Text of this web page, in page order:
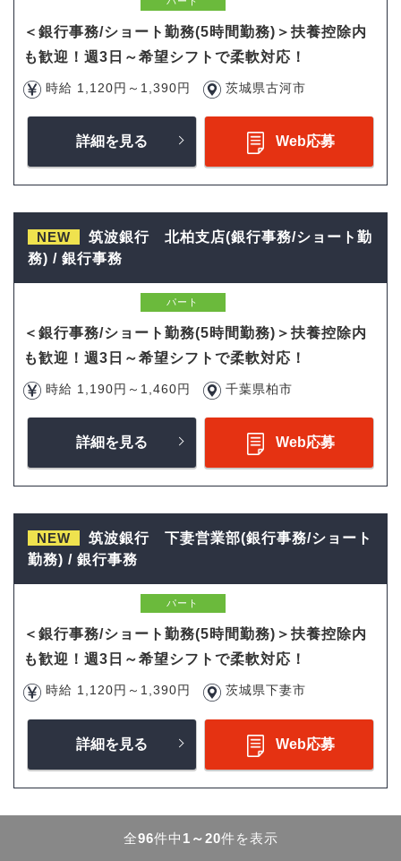
＜銀行事務/ショート勤務(5時間勤務)＞扶養控除内
も歓迎！週3日～希望シフトで柔軟対応！
時給 1,120円～1,390円 茨城県古河市
詳細を見る Web応募
NEW
筑波銀行 北柏支店(銀行事務/ショート勤
務) / 銀行事務
パート
＜銀行事務/ショート勤務(5時間勤務)＞扶養控除内
も歓迎！週3日～希望シフトで柔軟対応！
時給 1,190円～1,460円 千葉県柏市
詳細を見る Web応募
NEW
筑波銀行 下妻営業部(銀行事務/ショート
勤務) / 銀行事務
パート
＜銀行事務/ショート勤務(5時間勤務)＞扶養控除内
も歓迎！週3日～希望シフトで柔軟対応！
時給 1,120円～1,390円 茨城県下妻市
詳細を見る Web応募
全96件中 1～20件を表示